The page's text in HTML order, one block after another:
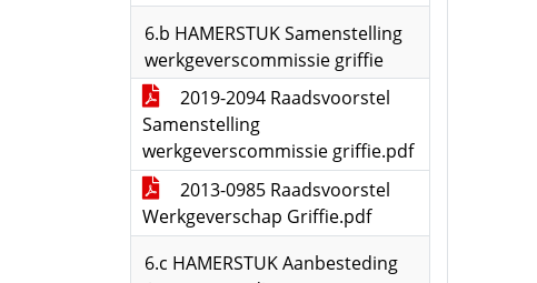
6.b HAMERSTUK Samenstelling
werkgeverscommissie griffie
2019-2094 Raadsvoorstel
Samenstelling
werkgeverscommissie griffie.pdf
2013-0985 Raadsvoorstel
Werkgeverschap Griffie.pdf
6.c HAMERSTUK Aanbesteding